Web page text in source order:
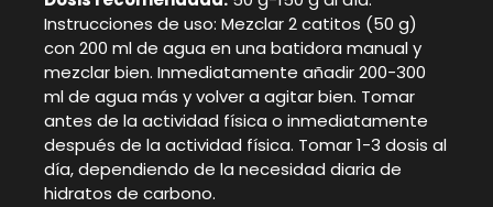
Instrucciones de uso: Mezclar 2 catitos (50 g)
con 200 ml de agua en una batidora manual y
mezclar bien. Inmediatamente añadir 200-300
ml de agua más y volver a agitar bien. Tomar
antes de la actividad física o inmediatamente
después de la actividad física. Tomar 1-3 dosis al
día, dependiendo de la necesidad diaria de
hidratos de carbono.